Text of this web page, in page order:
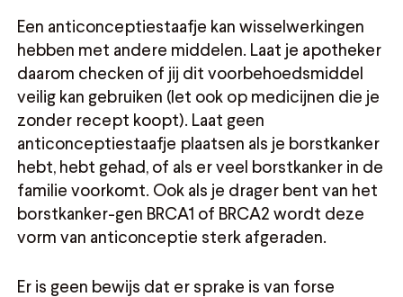
Een anticonceptiestaafje kan wisselwerkingen
hebben met andere middelen. Laat je apotheker
daarom checken of jij dit voorbehoedsmiddel
veilig kan gebruiken (let ook op medicijnen die je
zonder recept koopt). Laat geen
anticonceptiestaafje plaatsen als je borstkanker
hebt, hebt gehad, of als er veel borstkanker in de
familie voorkomt. Ook als je drager bent van het
borstkanker-gen BRCA1 of BRCA2 wordt deze
vorm van anticonceptie sterk afgeraden.
Er is geen bewijs dat er sprake is van forse